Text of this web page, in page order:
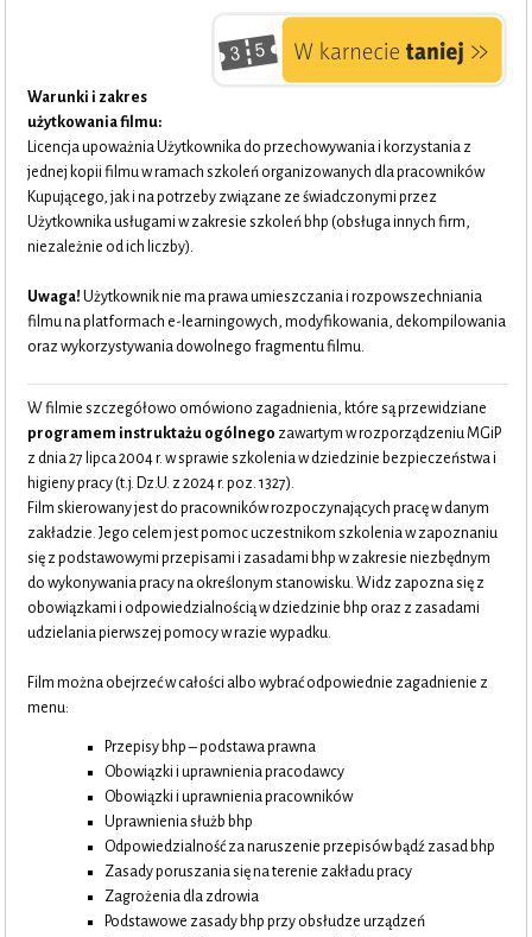
Warunki i zakres
użytkowania filmu:
Licencja upoważnia Użytkownika do przechowywania i korzystania z
jednej kopii filmu w ramach szkoleń organizowanych dla pracowników
Kupującego, jak i na potrzeby związane ze świadczonymi przez
Użytkownika usługami w zakresie szkoleń bhp (obsługa innych firm,
niezależnie od ich liczby).
Uwaga!Użytkownik nie ma prawa umieszczania i rozpowszechniania
filmu na platformach e-learningowych, modyfikowania, dekompilowania
oraz wykorzystywania dowolnego fragmentu filmu.
W filmie szczegółowo omówiono zagadnienia, które są przewidziane
programem instruktażu ogólnego zawartym w rozporządzeniu MGiP
z dnia 27 lipca 2004 r. w sprawie szkolenia w dziedzinie bezpieczeństwa i
higieny pracy (t.j. Dz.U. z 2024 r. poz. 1327).
Film skierowany jest do pracowników rozpoczynających pracę w danym
zakładzie. Jego celem jest pomoc uczestnikom szkolenia w zapoznaniu
się z podstawowymi przepisami i zasadami bhp w zakresie niezbędnym
do wykonywania pracy na określonym stanowisku. Widz zapozna się z
obowiązkami i odpowiedzialnością w dziedzinie bhp oraz z zasadami
udzielania pierwszej pomocy w razie wypadku.
Film można obejrzeć w całości albo wybrać odpowiednie zagadnienie z
menu:
Przepisy bhp – podstawa prawna
Obowiązki i uprawnienia pracodawcy
Obowiązki i uprawnienia pracowników
Uprawnienia służb bhp
Odpowiedzialność za naruszenie przepisów bądź zasad bhp
Zasady poruszania się na terenie zakładu pracy
Zagrożenia dla zdrowia
Podstawowe zasady bhp przy obsłudze urządzeń